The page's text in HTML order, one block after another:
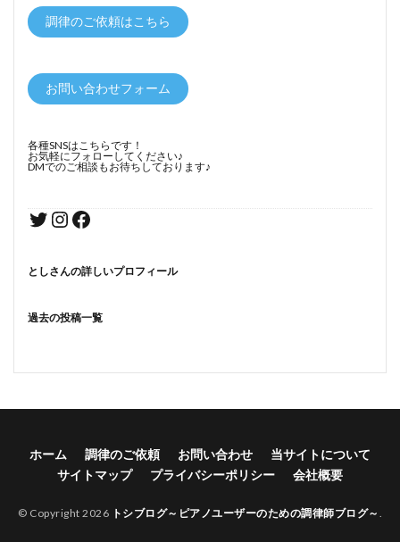
調律のご依頼はこちら
お問い合わせフォーム
各種SNSはこちらです！
お気軽にフォローしてください♪
DMでのご相談もお待ちしております♪
としさんの詳しいプロフィール
過去の投稿一覧
ホーム 調律のご依頼 お問い合わせ
当サイトについて
サイトマップ
プライバシーポリシー 会社概要
© Copyright 2026 トシブログ～ピアノユーザーのための調律師ブログ～